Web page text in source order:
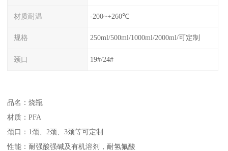
材质耐温 -200~+260℃
规格 250ml/500ml/1000ml/2000ml/可定制
颈口 19#/24#
品名：烧瓶
材质：PFA
颈口：1颈、2颈、3颈等可定制
性能：耐强酸强碱及有机溶剂，耐氢氟酸